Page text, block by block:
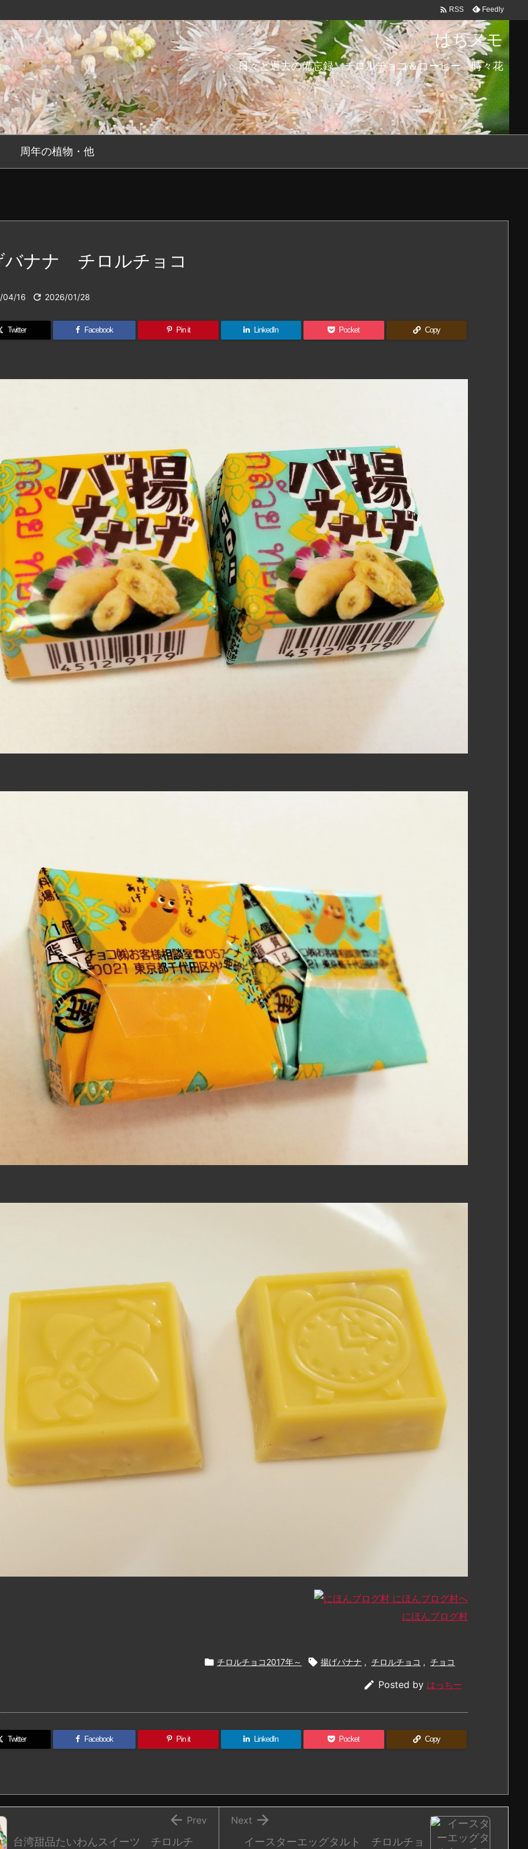
はちメモ
日々と過去の備忘録 チロルチョコ＆コーヒー 時々花
周年の植物・他
 RSS Feedly
バナナ チロルチョコ
04/16  2026/01/28
Twitter Facebook Pin it LinkedIn Pocket Copy
にほんブログ村
 チロルチョコ2017年～  揚げバナナ , チロルチョコ , チョコ
 Posted by はっちー
Twitter Facebook Pin it LinkedIn Pocket Copy
イースターエッグタルト チロルチョ

Next
台湾甜品たいわんスイーツ チロルチ
 Prev